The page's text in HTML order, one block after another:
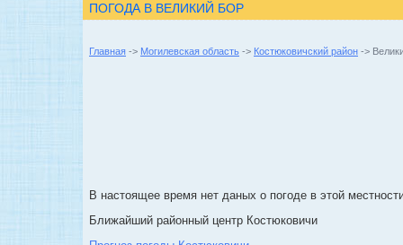
ПОГОДА В ВЕЛИКИЙ БОР
Главная -> Могилевская область -> Костюковичский район ->
В настоящее время нет даных о погоде в этой
Ближайший районный центр Костюковичи